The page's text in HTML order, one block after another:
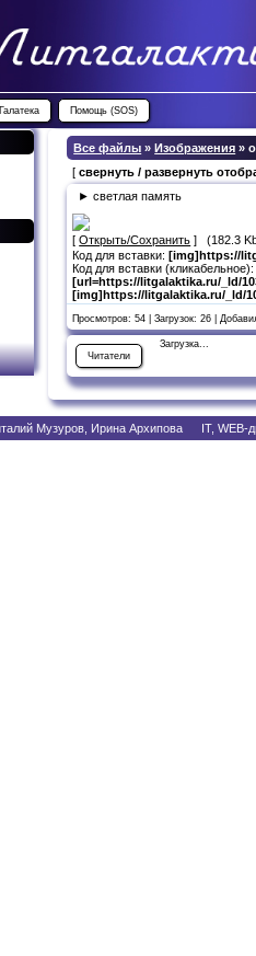
Галатека Помощь (SOS)
Все файлы » Изображения »
[свернуть / развернуть
► светлая память
[Открыть/Сохранить ] (182.3
Код для вставки: [img]https://
Код для вставки (кликабельное):
[url=https://litgalaktika.ru/_ld/
[img]https://litgalaktika.ru/_ld/
Просмотров: 54 | Загрузок: 26 |
Читатели
Загрузка...
Музуров, Ирина Архипова IT, WEB-